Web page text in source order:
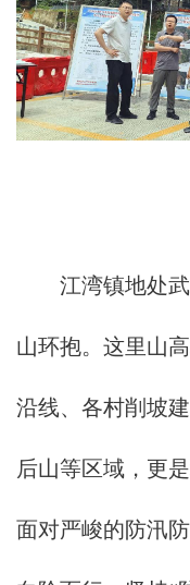
江湾镇地处武
山环抱。这里山
沿线、各村削坡
后山等区域，更
面对严峻的防汛